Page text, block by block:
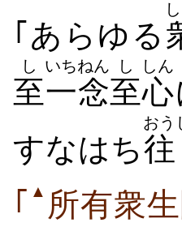
｢あらゆる
至
し
一念
いちねん
至
し
心
しん
すなはち往
おう
｢ ▲ 所有衆